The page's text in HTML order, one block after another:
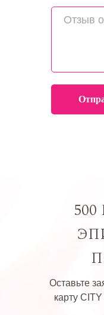
Оставьте
карту